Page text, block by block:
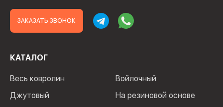
ЗАКАЗАТЬ ЗВОНОК
КАТАЛОГ
Весь ковролин
Джутовый
Войлочный
На резиновой основе